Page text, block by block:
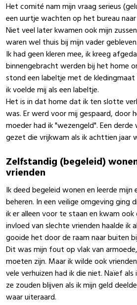
Het comité nam mijn vraag serieus
een uurtje wachten op het bureau
Niet veel later kwamen ook mijn
waren wel thuis bij mijn vader gebleven.
Ik had geen kleren mee, ik kreeg
binnengebracht werden bij het home
stond een labeltje met de
ik voelde mij als een labeltje.
Het is in dat home dat ik ten slotte
was. Er werd voor mij gespaard, door
moeder had ik "wezengeld". Een
gezet die vrijkwam als ik achttien jaar
Zelfstandig (begeleid)
vrienden
Ik deed begeleid wonen en leerde mijn
beheren. In een veilige omgeving ging
ik er alleen voor te staan en kwam
invloed van slechte vrienden haalde ik
gooide het door de raam naar buiten
Dit was mijn fout op vlak van
moeten zijn. Maar ik wilde ook
vele verhuizen had ik die niet. Naïef
ze zouden blijven als ik mijn geld
waar uiteraard.